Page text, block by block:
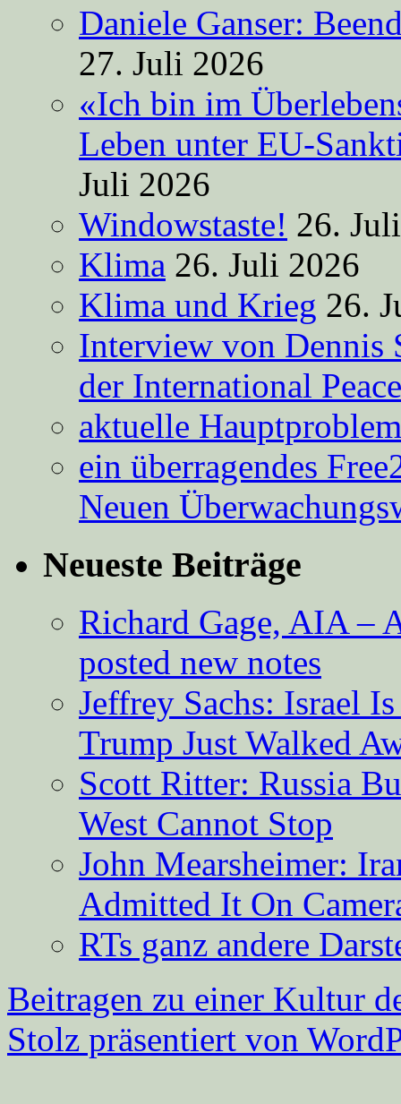
Daniele Ganser:
27. Juli 2026
«Ich bin im
Leben unter EU-
Juli 2026
Windowstaste! 26.
Klima 26. Juli 2026
Klima und Krieg 26.
Interview von Dennis
der International
aktuelle
ein überragendes
Neuen
Neueste Beiträge
Richard Gage, AIA –
posted new notes
Jeffrey Sachs: Israel
Trump Just Walked
Scott Ritter: Russia
West Cannot Stop
John Mearsheimer:
Admitted It On
RTs ganz andere
Beitragen zu einer Kultur
Stolz präsentiert von